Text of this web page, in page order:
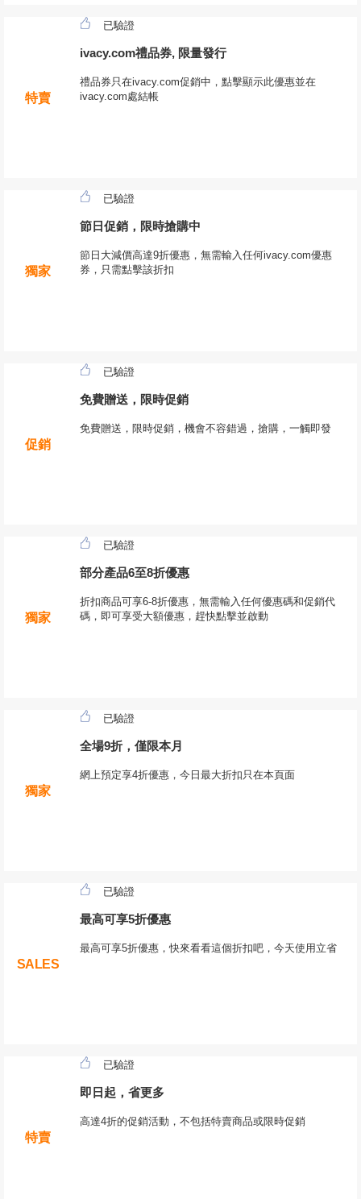
特賣
已驗證
ivacy.com禮品券, 限量發行
禮品券只在ivacy.com促銷中，點擊顯示此優惠並在
ivacy.com處結帳
獨家
已驗證
節日促銷，限時搶購中
節日大減價高達9折優惠，無需輸入任何ivacy.com優惠
券，只需點擊該折扣
促銷
已驗證
免費贈送，限時促銷
免費贈送，限時促銷，機會不容錯過，搶購，一觸即發
獨家
已驗證
部分產品6至8折優惠
折扣商品可享6-8折優惠，無需輸入任何優惠碼和促銷代
碼，即可享受大額優惠，趕快點擊並啟動
獨家
已驗證
全場9折，僅限本月
網上預定享4折優惠，今日最大折扣只在本頁面
SALES
已驗證
最高可享5折優惠
最高可享5折優惠，快來看看這個折扣吧，今天使用立省
特賣
已驗證
即日起，省更多
高達4折的促銷活動，不包括特賣商品或限時促銷